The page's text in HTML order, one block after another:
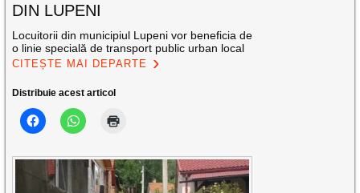
DIN LUPENI
Locuitorii din municipiul Lupeni vor beneficia de
o linie specială de transport public urban local
CITEȘTE MAI DEPARTE
Distribuie acest articol